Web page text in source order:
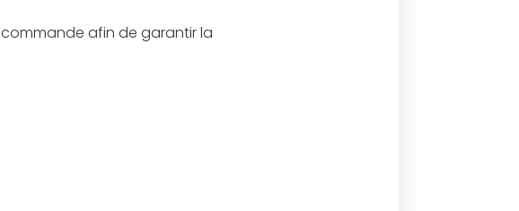
afin de garantir la